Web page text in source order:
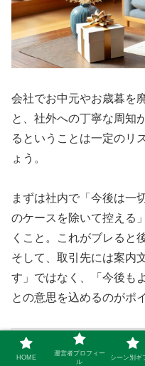
会社でお中元やお歳暮を
と、社外への丁寧な周知
るということは一定のリ
ょう。
まずは社内で「今後は一
のケースを除いて控える
くこと。これがブレると
そして、取引先には案内
す」ではなく、「今後も
との意思を込めるのがポ
拝啓
HOME
運営者プロフィー
ル
シーン別ギ